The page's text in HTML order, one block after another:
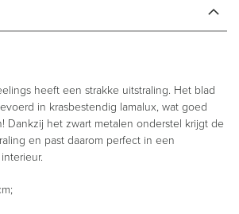
heeft een strakke uitstraling. Het blad
in krasbestendig lamalux, wat goed
Dankzij het zwart metalen onderstel krijgt de
en past daarom perfect in een